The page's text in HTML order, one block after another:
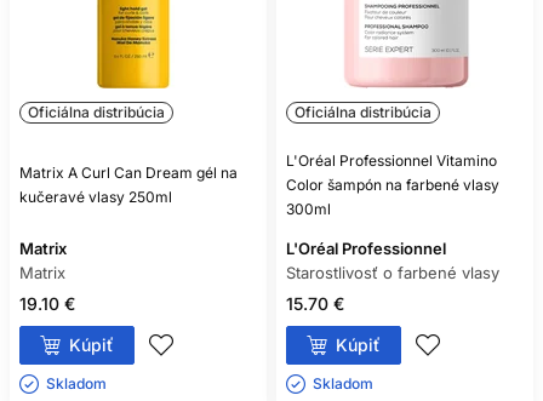
Oficiálna distribúcia
Matrix A Curl Can Dream gél na
kučeravé vlasy 250ml
Matrix
Matrix
19.10 €
Kúpiť
Skladom ㅤ
Oficiálna distribúcia
L'Oréal Professionnel Vitamino
Color šampón na farbené vlasy
300ml
L'Oréal Professionnel
Starostlivosť o farbené vlasy
15.70 €
Kúpiť
Skladom ㅤ